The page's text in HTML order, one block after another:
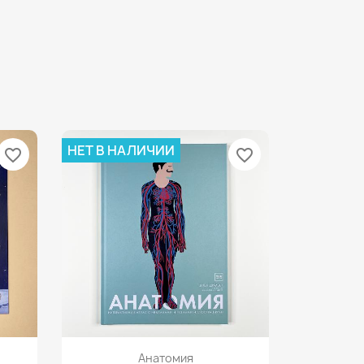
favorite_border
Просмотр
Анатомия
НЕТ В НАЛИЧИИ favorite_border